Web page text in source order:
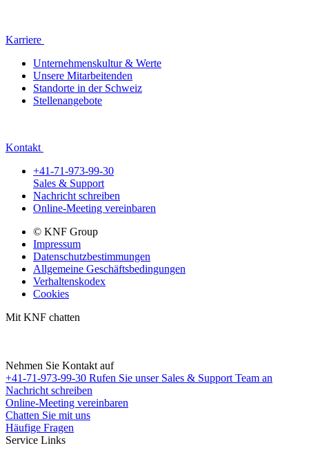
Karriere
Unternehmenskultur & Werte
Unsere Mitarbeitenden
Standorte in der Schweiz
Stellenangebote
Kontakt
+41-71-973-99-30
Sales & Support
Nachricht schreiben
Online-Meeting vereinbaren
© KNF Group
Impressum
Datenschutzbestimmungen
Allgemeine Geschäftsbedingungen
Verhaltenskodex
Cookies
Mit KNF chatten
Nehmen Sie Kontakt auf
+41-71-973-99-30 Rufen Sie unser Sales & Support Team an
Nachricht schreiben
Online-Meeting vereinbaren
Chatten Sie mit uns
Häufige Fragen
Service Links